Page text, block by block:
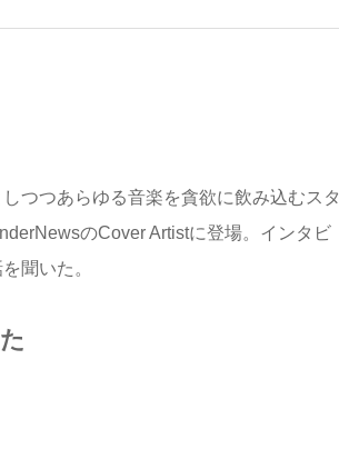
つつあらゆる音楽を貪欲に飲み込むスタ
のCover Artistに登場。インタビ
聞いた。